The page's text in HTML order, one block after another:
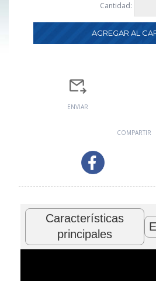
Cantidad:
ENVIAR
COMPARTIR
Características
principales